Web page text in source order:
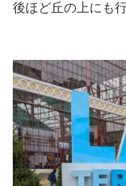
後ほど丘の上にも